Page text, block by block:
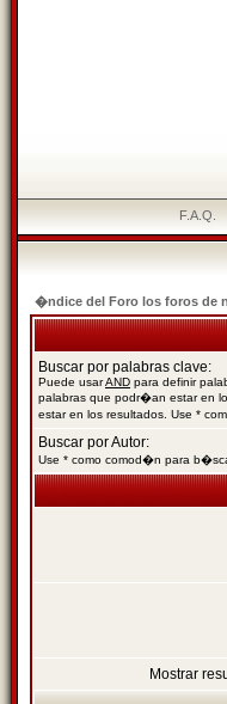
F.A.Q.
�ndice del Foro los foros de
Buscar por palabras clave:
Puede usarAND para definir
palabras que podr�an estar en
estar en los resultados. Use *
Buscar por Autor:
Use * como comod�n para
Mostrar